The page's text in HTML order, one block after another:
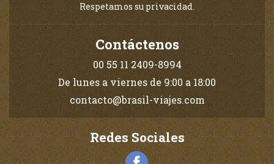
Respetamos su privacidad.
Contáctenos
00 55 11 2409-8994
De lunes a viernes de 9:00 a 18:00
contacto@brasil-viajes.com
Redes Sociales